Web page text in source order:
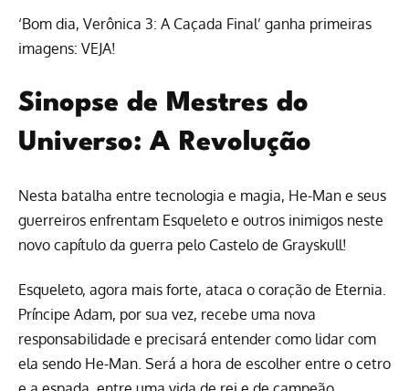
‘Bom dia, Verônica 3: A Caçada Final’ ganha primeiras
imagens: VEJA!
Sinopse de Mestres do
Universo: A Revolução
Nesta batalha entre tecnologia e magia, He-Man e seus
guerreiros enfrentam Esqueleto e outros inimigos neste
novo capítulo da guerra pelo Castelo de Grayskull!
Esqueleto, agora mais forte, ataca o coração de Eternia.
Príncipe Adam, por sua vez, recebe uma nova
responsabilidade e precisará entender como lidar com
ela sendo He-Man. Será a hora de escolher entre o cetro